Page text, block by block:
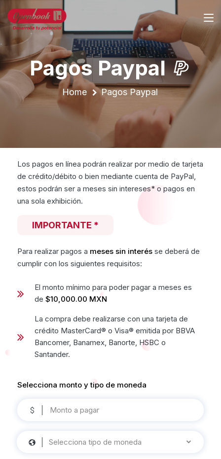
Pagos Paypal
Home Pagos Paypal
Los pagos en línea podrán realizar por medio de tarjeta
de crédito/débito o bien mediante cuenta de PayPal,
estos podrán ser a meses sin intereses* o pagos en
una sola exhibición.
IMPORTANTE *
Para realizar pagos a meses sin interés se deberá de
cumplir con los siguientes requisitos:
El monto mínimo para poder pagar a meses es
de $10,000.00 MXN
La compra debe realizarse con una tarjeta de
crédito MasterCard® o Visa® emitida por BBVA
Bancomer, Banamex, Banorte, HSBC o
Santander.
Selecciona monto y tipo de moneda
Selecciona tipo de moneda